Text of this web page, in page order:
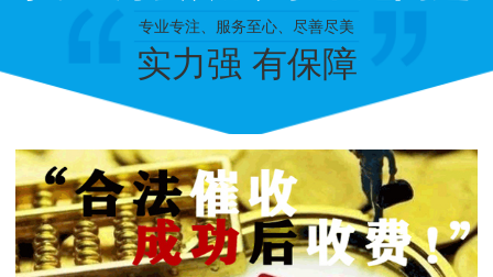
专业专注、服务至心、尽善尽美
实力强 有保障